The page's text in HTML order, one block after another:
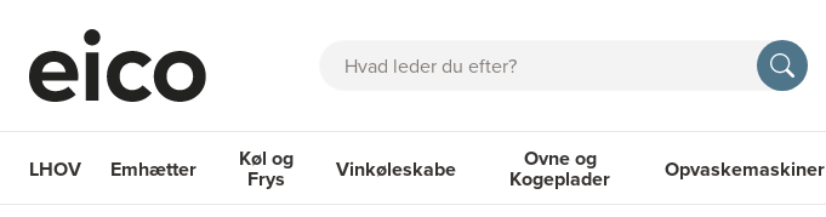
Søg
LHOV Emhætter Køl og
Frys Vinkøleskabe Ovne og
Kogeplader Opvaskemaskiner